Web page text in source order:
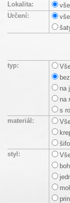
Lokalita:
Určení:
typ:
na
na
s
materiál:
styl: